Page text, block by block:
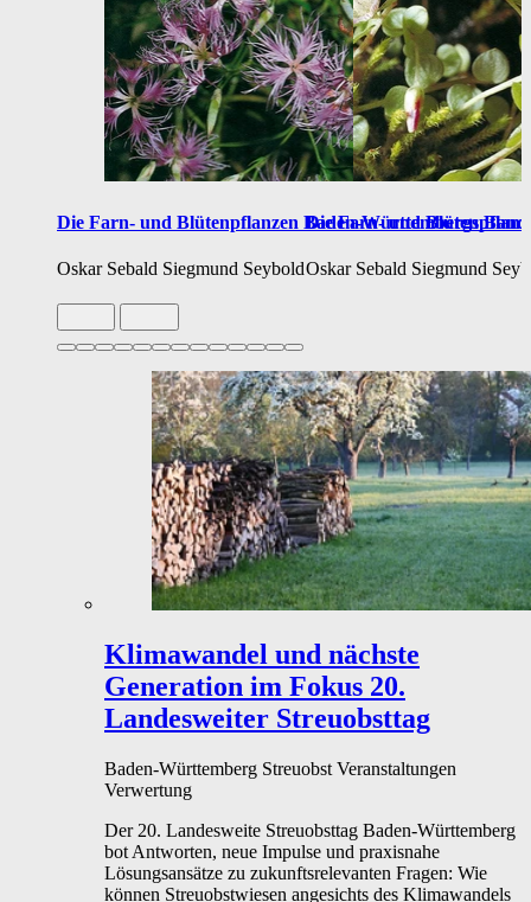
Die Farn- und Blütenpflanzen Baden-Württembergs Band
Oskar Sebald Siegmund Seybold
Die Farn- und
Oskar Sebald Siegmund
Slide 1 von 13 aktiv
Klimawandel und nächste
Generation im Fokus 20.
Landesweiter Streuobsttag
Baden-Württemberg Streuobst Veranstaltungen
Verwertung
Der 20. Landesweite Streuobsttag Baden-Württemberg
bot Antworten, neue Impulse und praxisnahe
Lösungsansätze zu zukunftsrelevanten Fragen: Wie
können Streuobstwiesen angesichts des Klimawandels